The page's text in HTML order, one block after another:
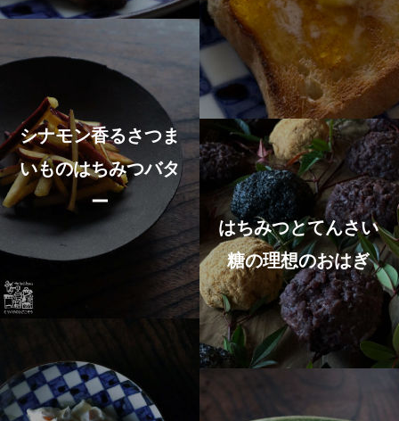
シナモン香るさつま
いものはちみつバタ
ー
はちみつとてんさい
糖の理想のおはぎ